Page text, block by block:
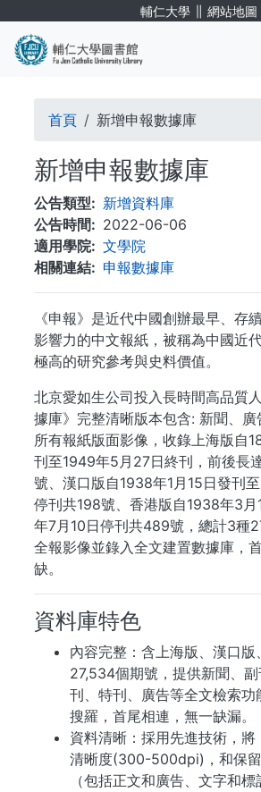
輔仁大學 ∥ 網站地圖
導
航
連
結
首頁 新增申報數據庫
新增申報數據庫
公告類型
新增資料庫
公告時間
2022-06-06
適用學院
文學院
相關連結
申報數據庫
《申報》是近代中國創辦最早、存
影響力的中文報紙，被稱為中國近
極高的研究參考與史料價值。
北京愛如生公司投入長時間高品質
據庫》完整清晰版本包含: 新聞、廣
所有報紙版面影像，收錄上海版自
刊至1949年5月27日終刊，前後長
號、漢口版自1938年1月15日發刊
停刊共198號、香港版自1938年3月
年7月10日停刊共489號，總計3種
全報影像並錄入全文建置數據庫，
缺。
資料庫特色
內容完整：含上海版、漢口版
27,534個期號，提供新聞、
刊、特刊、廣告等全文檢索功
搜羅，首尾相連，無一缺漏。
資料清晰：採用先進技術，將
清晰度(300-500dpi)，和保
（包括正文和廣告、文字和